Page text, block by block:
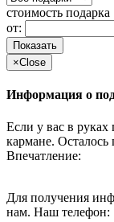
стоимость подарка
от:
Показать
×Close
Информация о
Если у вас в руках
кармане.
Впечатление:
Для получения
нам. Наш телефон: